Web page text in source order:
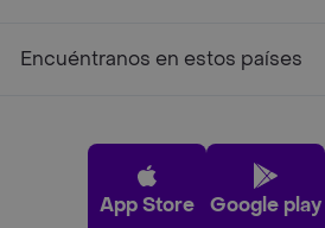
Encuéntranos en estos países
App Store Google play